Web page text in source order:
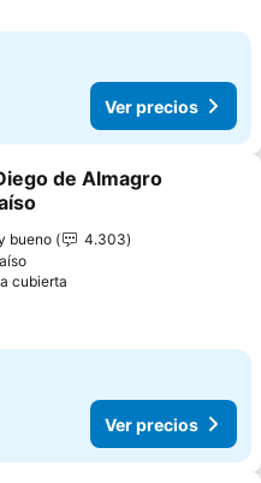
Ver precios
a favoritos
de Almagro
bueno
4.303
cubierta
Ver precios